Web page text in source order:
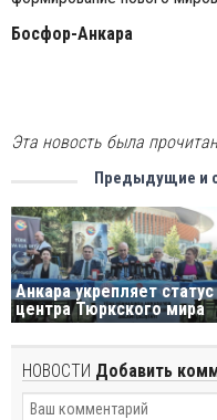
Босфор-Анкара
Эта новость была
Предыдущие и
Анкара укрепляет статус
центра Тюркского мира
НОВОСТИ Добавить